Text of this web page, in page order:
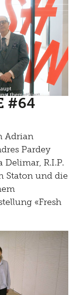
#64
Adrian
Pardey
R.I.P.
Staton und die
«Fresh